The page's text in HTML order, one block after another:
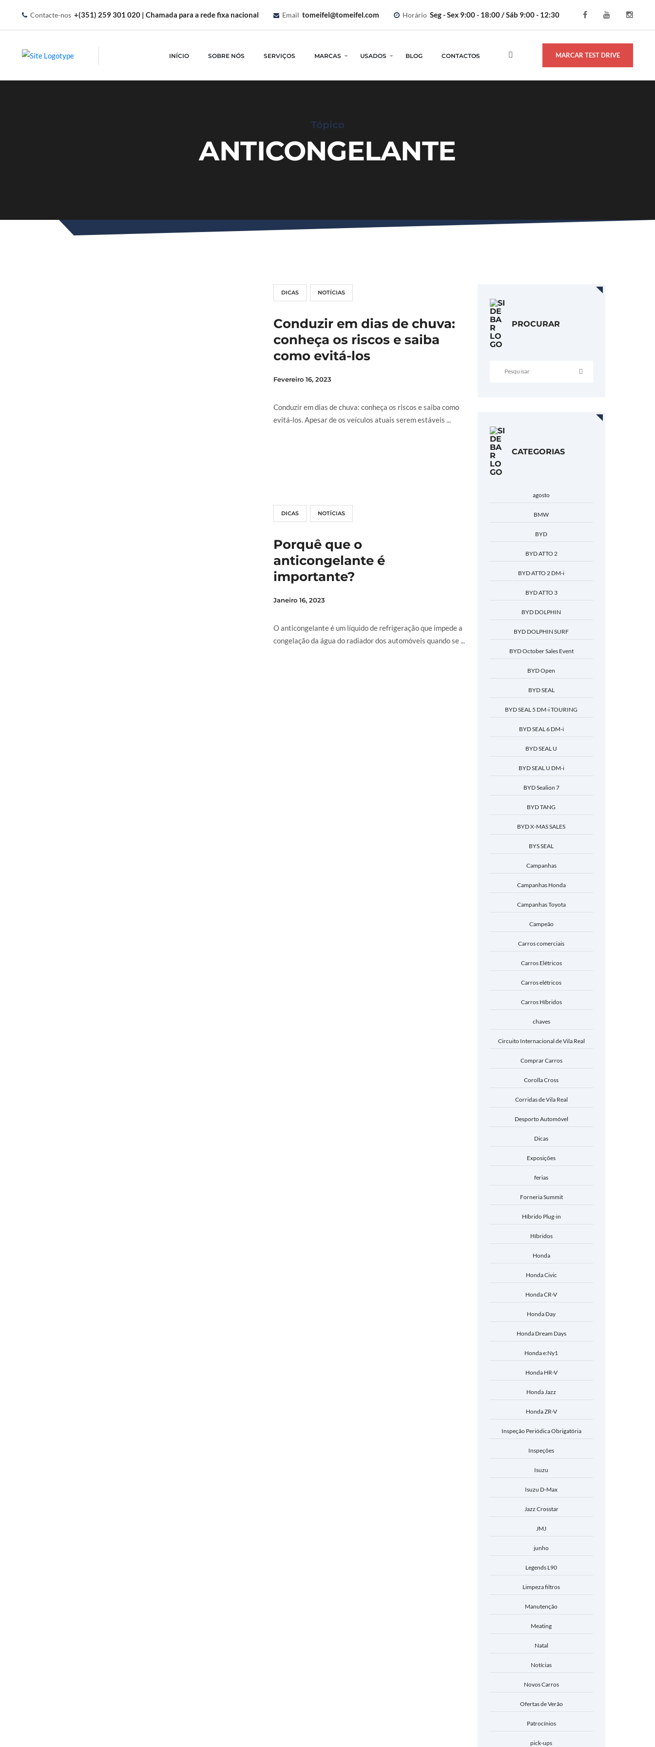
Contacte-nos +(351) 259 301 020 | Chamada para a rede fixa nacional Email tomeifel@tomeifel.com Horário Seg - Sex 9:00 - 18:00 / Sáb 9:00 - 12:30
INÍCIO SOBRE NÓS SERVIÇOS MARCAS USADOS BLOG CONTACTOS MARCAR TEST DRIVE
Tópico
ANTICONGELANTE
DICAS NOTÍCIAS
Conduzir em dias de chuva:
conheça os riscos e saiba
como evitá-los
Fevereiro 16, 2023
Conduzir em dias de chuva: conheça os riscos e saiba como
evitá-los. Apesar de os veículos atuais serem estáveis ...
DICAS NOTÍCIAS
Porquê que o
anticongelante é
importante?
Janeiro 16, 2023
O anticongelante é um líquido de refrigeração que impede a
congelação da água do radiador dos automóveis quando se ...
PROCURAR
CATEGORIAS
agosto
BMW
BYD
BYD ATTO 2
BYD ATTO 2 DM-i
BYD ATTO 3
BYD DOLPHIN
BYD DOLPHIN SURF
BYD October Sales Event
BYD Open
BYD SEAL
BYD SEAL 5 DM-i TOURING
BYD SEAL 6 DM-i
BYD SEAL U
BYD SEAL U DM-i
BYD Sealion 7
BYD TANG
BYD X-MAS SALES
BYS SEAL
Campanhas
Campanhas Honda
Campanhas Toyota
Campeão
Carros comerciais
Carros Elétricos
Carros elétricos
Carros Híbridos
chaves
Circuito Internacional de Vila Real
Comprar Carros
Corolla Cross
Corridas de Vila Real
Desporto Automóvel
Dicas
Exposições
ferias
Forneria Summit
Híbrido Plug-in
Híbridos
Honda
Honda Civic
Honda CR-V
Honda Day
Honda Dream Days
Honda e:Ny1
Honda HR-V
Honda Jazz
Honda ZR-V
Inspeção Periódica Obrigatória
Inspeções
Isuzu
Isuzu D-Max
Jazz Crosstar
JMJ
junho
Legends L90
Limpeza filtros
Manutenção
Meating
Natal
Notícias
Novos Carros
Ofertas de Verão
Patrocínios
pick-ups